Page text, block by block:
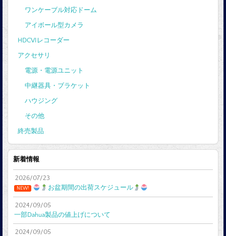
ワンケーブル対応ドーム
アイボール型カメラ
HDCVIレコーダー
アクセサリ
電源・電源ユニット
中継器具・ブラケット
ハウジング
その他
終売製品
新着情報
2026/07/23
NEW! お盆期間の出荷スケジュール
2024/09/05
一部Dahua製品の値上げについて
2024/09/05